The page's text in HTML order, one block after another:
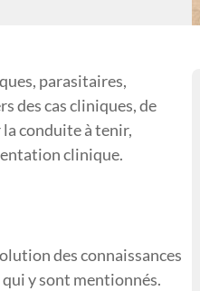
parasitaires,
des cas cliniques, de
conduite à tenir,
clinique.
des connaissances
y sont mentionnés.